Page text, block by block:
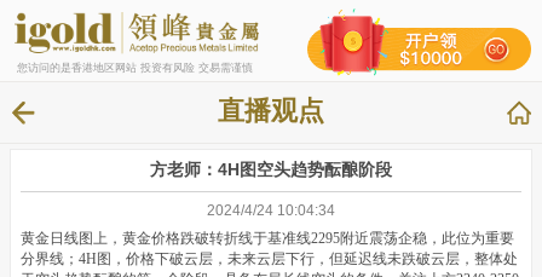
您访问的是香港地区网站 投资有风险 交易需谨慎
直播观点
方老师：4H图空头趋势酝酿阶段
2024/4/24 10:04:34
黄金日线图上，黄金价格跌破转折线于基准线2295附近震荡企稳，此位为重要
分界线；4H图，价格下破云层，未来云层下行，但延迟线未跌破云层，整体处